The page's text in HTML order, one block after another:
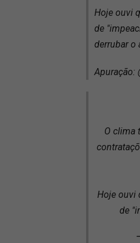
Hoje ouvi
de
derrubar o
Apuração:
O clima
Hoje ouvi
de